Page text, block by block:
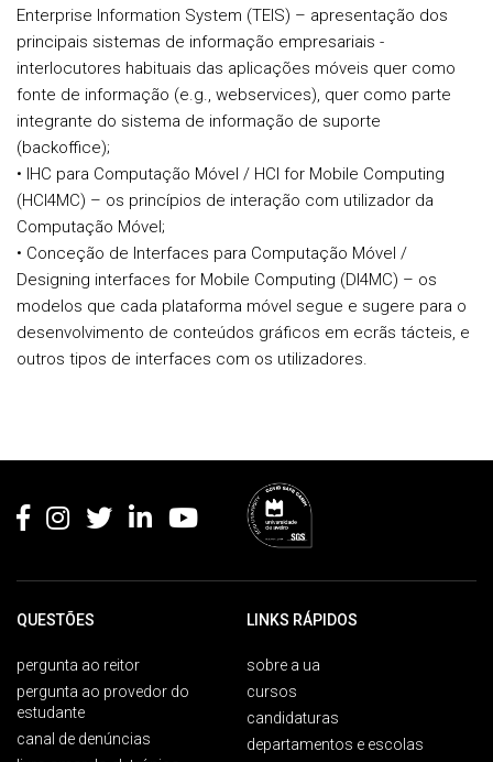
Enterprise Information System (TEIS) – apresentação dos
principais sistemas de informação empresariais -
interlocutores habituais das aplicações móveis quer como
fonte de informação (e.g., webservices), quer como parte
integrante do sistema de informação de suporte
(backoffice);
• IHC para Computação Móvel / HCI for Mobile Computing
(HCI4MC) – os princípios de interação com utilizador da
Computação Móvel;
• Conceção de Interfaces para Computação Móvel /
Designing interfaces for Mobile Computing (DI4MC) – os
modelos que cada plataforma móvel segue e sugere para o
desenvolvimento de conteúdos gráficos em ecrãs tácteis, e
outros tipos de interfaces com os utilizadores.
QUESTÕES
pergunta ao reitor
pergunta ao provedor do
estudante
canal de denúncias
LINKS RÁPIDOS
sobre a ua
cursos
candidaturas
departamentos e escolas